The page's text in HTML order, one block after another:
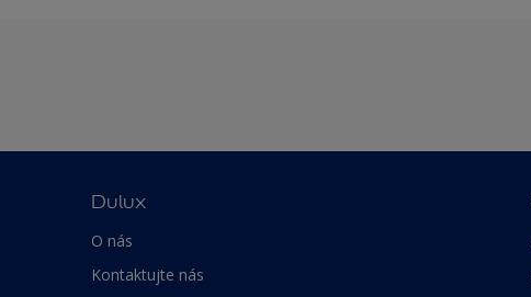
Dulux
O nás
Kontaktujte nás